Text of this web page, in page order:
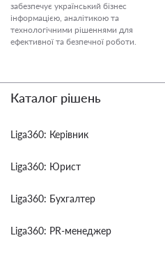
забезпечує український бізнес
інформацією, аналітикою та
технологічними рішеннями для
ефективної та безпечної роботи.
Каталог рішень
Liga360: Керівник
Liga360: Юрист
Liga360: Бухгалтер
Liga360: PR-менеджер